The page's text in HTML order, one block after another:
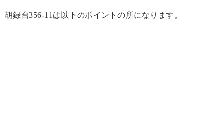
胡録台356-11は以下のポイントの所になります。